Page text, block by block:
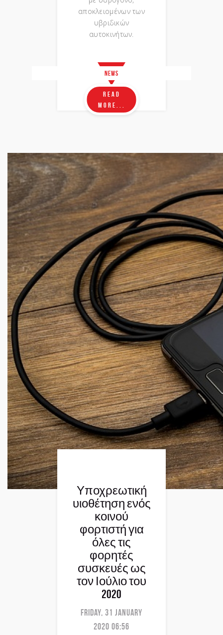
αποκλειομένων των
υβριδικών
αυτοκινήτων.
News
Read
more...
Υποχρεωτική
υιοθέτηση ενός
κοινού
φορτιστή για
όλες τις
φορητές
συσκευές ως
τον Ιούλιο του
2020
Friday, 31 January
2020 06:56